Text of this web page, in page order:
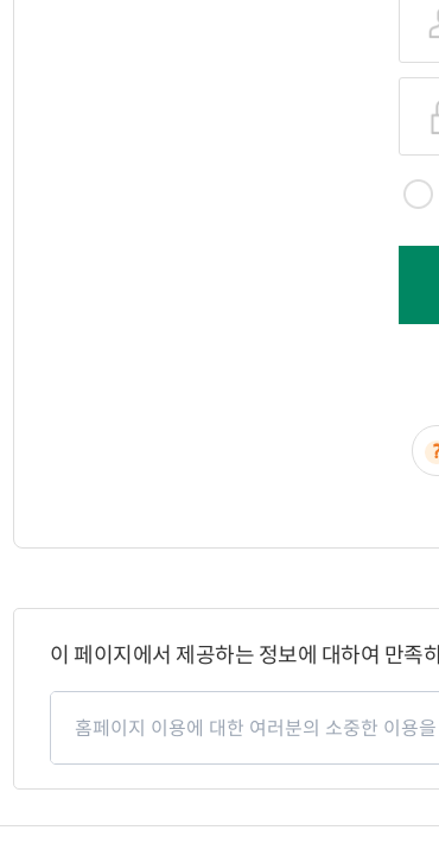
이
지
만
이 페이지에서 제공하는 정보에 대하여 만족
페
만
도
가